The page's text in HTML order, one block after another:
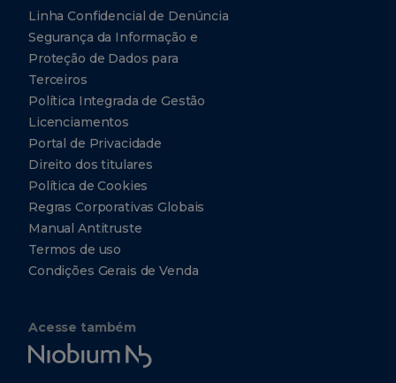
Linha Confidencial de Denúncia
Segurança da Informação e
Proteção de Dados para
Terceiros
Política Integrada de Gestão
Licenciamentos
Portal de Privacidade
Direito dos titulares
Política de Cookies
Regras Corporativas Globais
Manual Antitruste
Termos de uso
Condições Gerais de Venda
Acesse também
Niobium
Tech